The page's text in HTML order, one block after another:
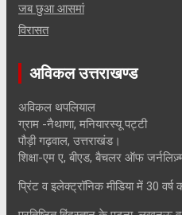
जब छुआ आसमां
विरासत
अविकल उत्तराखण्ड
अविकल थपलियाल
ग्राम -नैथाणा, मनियारस्यू पट्टी
पौड़ी गढ़वाल, उत्तराखंड।
शिक्षा-एम ए, बीएड, बैचलर ऑफ
प्रिंट व इलेक्ट्रॉनिक मीडिया में 30